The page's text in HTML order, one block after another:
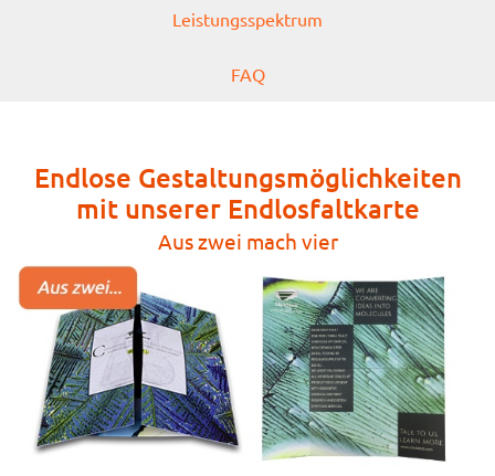
Leistungsspektrum
FAQ
Endlose Gestaltungsmöglichkeiten
mit unserer Endlosfaltkarte
Aus zwei mach vier